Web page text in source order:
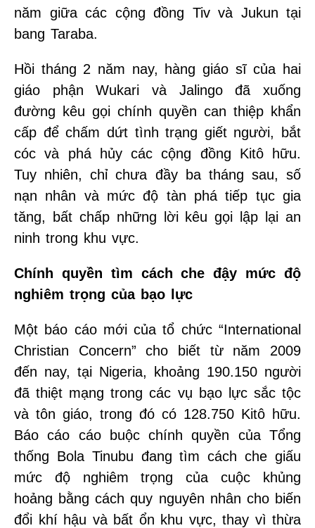
năm giữa các cộng đồng Tiv và Jukun tại
bang Taraba.
Hồi tháng 2 năm nay, hàng giáo sĩ của hai
giáo phận Wukari và Jalingo đã xuống
đường kêu gọi chính quyền can thiệp khẩn
cấp để chấm dứt tình trạng giết người, bắt
cóc và phá hủy các cộng đồng Kitô hữu.
Tuy nhiên, chỉ chưa đầy ba tháng sau, số
nạn nhân và mức độ tàn phá tiếp tục gia
tăng, bất chấp những lời kêu gọi lập lại an
ninh trong khu vực.
Chính quyền tìm cách che đậy mức độ
nghiêm trọng của bạo lực
Một báo cáo mới của tổ chức “International
Christian Concern” cho biết từ năm 2009
đến nay, tại Nigeria, khoảng 190.150 người
đã thiệt mạng trong các vụ bạo lực sắc tộc
và tôn giáo, trong đó có 128.750 Kitô hữu.
Báo cáo cáo buộc chính quyền của Tổng
thống Bola Tinubu đang tìm cách che giấu
mức độ nghiêm trọng của cuộc khủng
hoảng bằng cách quy nguyên nhân cho biến
đổi khí hậu và bất ổn khu vực, thay vì thừa